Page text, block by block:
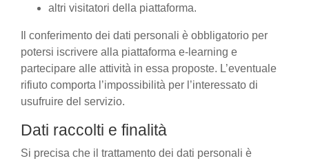
altri visitatori della piattaforma.
Il conferimento dei dati personali è obbligatorio per
potersi iscrivere alla piattaforma e-learning e
partecipare alle attività in essa proposte. L’eventuale
rifiuto comporta l’impossibilità per l’interessato di
usufruire del servizio.
Dati raccolti e finalità
Si precisa che il trattamento dei dati personali è